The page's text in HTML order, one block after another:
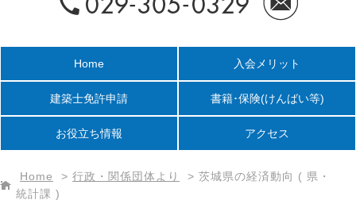
Home 入会メリット
建築士免許申請 書籍･保険(けんばい等)
お役立ち情報 アクセス
Home > 行政・関係団体より > 茨城県の経済動向 ( 県・
統計課 )